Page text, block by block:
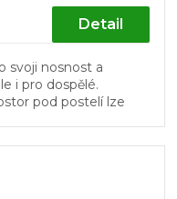
Detail
svoji nosnost a
i pro dospělé.
pod postelí lze